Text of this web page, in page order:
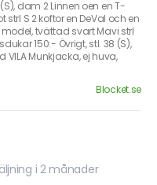
dam 2 Linnen oen en T-
S 2 koftor en DeVal och en
tvättad svart Mavi strl
150:- Övrigt, stl. 38 (S),
VILA Munkjacka, ej huva,
Blocket.se
i 2 månader